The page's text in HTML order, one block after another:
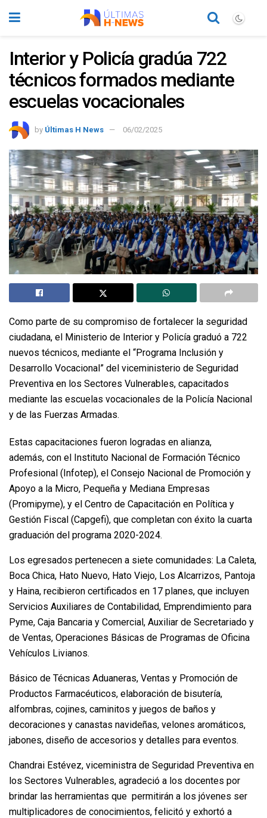
Interior y Policía gradúa 722
técnicos formados mediante
escuelas vocacionales
by Últimas H News 06/02/2025
Como parte de su compromiso de fortalecer la seguridad
ciudadana, el Ministerio de Interior y Policía graduó a 722
nuevos técnicos, mediante el “Programa Inclusión y
Desarrollo Vocacional” del viceministerio de Seguridad
Preventiva en los Sectores Vulnerables, capacitados
mediante las escuelas vocacionales de la Policía Nacional
y de las Fuerzas Armadas.
Estas capacitaciones fueron logradas en alianza,
además, con el Instituto Nacional de Formación Técnico
Profesional (Infotep), el Consejo Nacional de Promoción y
Apoyo a la Micro, Pequeña y Mediana Empresas
(Promipyme), y el Centro de Capacitación en Política y
Gestión Fiscal (Capgefi), que completan con éxito la cuarta
graduación del programa 2020-2024.
Los egresados pertenecen a siete comunidades: La Caleta,
Boca Chica, Hato Nuevo, Hato Viejo, Los Alcarrizos, Pantoja
y Haina, recibieron certificados en 17 planes, que incluyen
Servicios Auxiliares de Contabilidad, Emprendimiento para
Pyme, Caja Bancaria y Comercial, Auxiliar de Secretariado y
de Ventas, Operaciones Básicas de Programas de Oficina
Vehículos Livianos.
Básico de Técnicas Aduaneras, Ventas y Promoción de
Productos Farmacéuticos, elaboración de bisutería,
alfombras, cojines, caminitos y juegos de baños y
decoraciones y canastas navideñas, velones aromáticos,
jabones, diseño de accesorios y detalles para eventos.
Chandrai Estévez, viceministra de Seguridad Preventiva en
los Sectores Vulnerables, agradeció a los docentes por
brindar las herramientas que permitirán a los jóvenes ser
multiplicadores de conocimientos, felicitó y exhortó a